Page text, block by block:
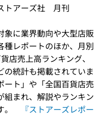
ストアーズ社 月刊
象に業界動向や大型店販
種レポートのほか、月別
店売上高ランキング、
の統計も掲載されていま
ート」や「全国百貨店売
組まれ、解説やランキン
。
『ストアーズレポー